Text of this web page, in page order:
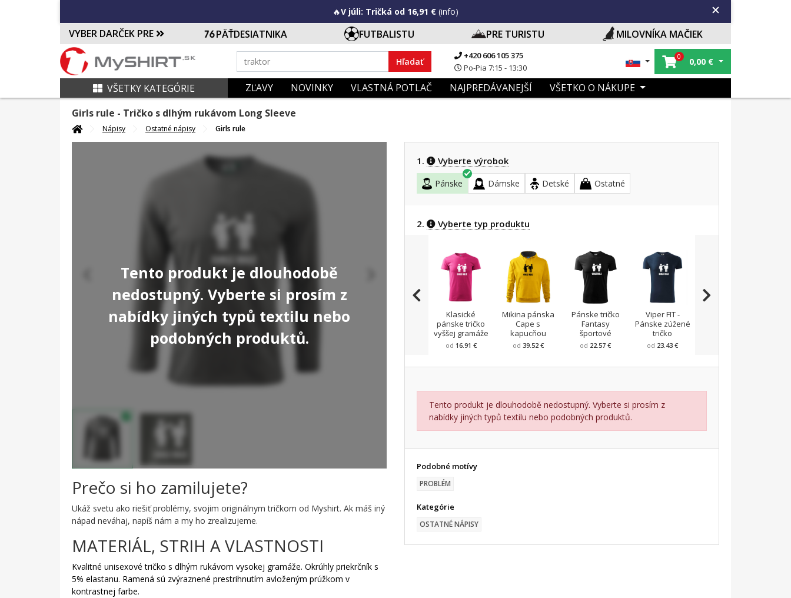
🔥V júli: Tričká od 16,91 € (info)
VYBER DARČEK PRE PÄŤDESIATNIKA FUTBALISTU PRE TURISTU MILOVNÍKA MAČIEK
Hľadať
+420 606 105 375
Po-Pia 7:15 - 13:30
0 0,00 €
VŠETKY KATEGÓRIE ZĽAVY NOVINKY VLASTNÁ POTLAČ NAJPREDÁVANEJŠÍ
VŠETKO O NÁKUPE
Girls rule - Tričko s dlhým rukávom Long Sleeve
Nápisy Ostatné nápisy Girls rule
Tento produkt je dlouhodobě
nedostupný. Vyberte si prosím z
nabídky jiných typů textilu nebo
podobných produktů.
Prečo si ho zamilujete?
Ukáž svetu ako riešiť problémy, svojim originálnym tričkom od Myshirt. Ak máš iný
nápad neváhaj, napíš nám a my ho zrealizujeme.
MATERIÁL, STRIH A VLASTNOSTI
Kvalitné unisexové tričko s dlhým rukávom vysokej gramáže. Okrúhly priekrčník s
5% elastanu. Ramená sú zvýraznené prestrihnutím avloženým prúžkom v
kontrastnej farbe.
1. Vyberte výrobok
Pánske Dámske Detské Ostatné
2. Vyberte typ produktu
Klasické
pánske tričko
vyššej gramáže
od 16.91 €
Mikina pánska
Cape s
kapucňou
od 39.52 €
Pánske tričko
Fantasy
športové
od 22.57 €
Viper FIT -
Pánske zúžené
tričko
od 23.43 €
Tento produkt je dlouhodobě nedostupný. Vyberte si prosím z
nabídky jiných typů textilu nebo podobných produktů.
Podobné motívy
PROBLÉM
Kategórie
OSTATNÉ NÁPISY